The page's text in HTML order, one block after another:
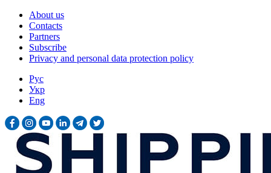
About us
Contacts
Partners
Subscribe
Privacy and personal data protection policy
Рус
Укр
Eng